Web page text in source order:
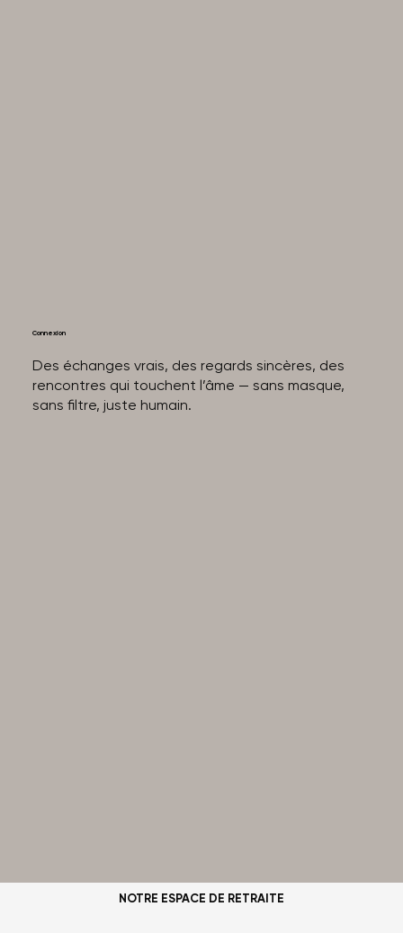
Connexion
Des échanges vrais, des regards sincères, des
rencontres qui touchent l’âme — sans masque,
sans filtre, juste humain.
NOTRE ESPACE DE RETRAITE